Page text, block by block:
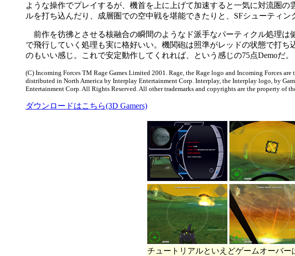
ような操作でプレイするが、機首を上に上げて加速すると一気に対流圏
ルを打ち込んだり、成層圏での空中戦を堪能できたりと、SFシューティン
前作を彷彿とさせる核融合の瞬間のようなド派手なパーティクル処理
で飛行していく処理も実に格好いい。機関砲は照準がレッドの状態で打
のもいい感じ。これで安定動作してくれれば、という感じの75点Demoだ。
(C) Incoming Forces TM Rage Games Limited 2001. Rage, the Rage logo and Incoming Forces
distributed in North America by Interplay Entertainment Corp. Interplay, the Interplay logo, by
Entertainment Corp. All Rights Reserved. All other trademarks and copyrights are the property of
ダウンロードはこちら(3D Gamers)
チュートリアルといえどゲームオーバー